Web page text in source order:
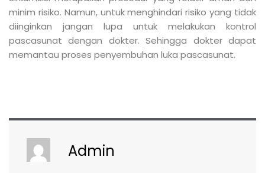
minim risiko. Namun, untuk menghindari risiko yang tidak
diinginkan jangan lupa untuk melakukan kontrol
pascasunat dengan dokter. Sehingga dokter dapat
memantau proses penyembuhan luka pascasunat.
Admin